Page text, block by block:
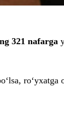
321 nafarga